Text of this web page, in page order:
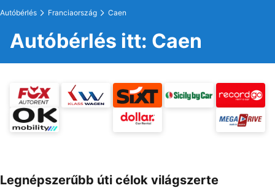
Autóbérlés Franciaország Caen
Autóbérlés itt: Caen
Legnépszerűbb úti célok világszerte